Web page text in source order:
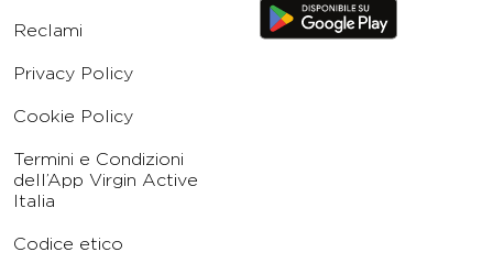
Reclami
Privacy Policy
Cookie Policy
Termini e Condizioni
dell’App Virgin Active
Italia
Codice etico